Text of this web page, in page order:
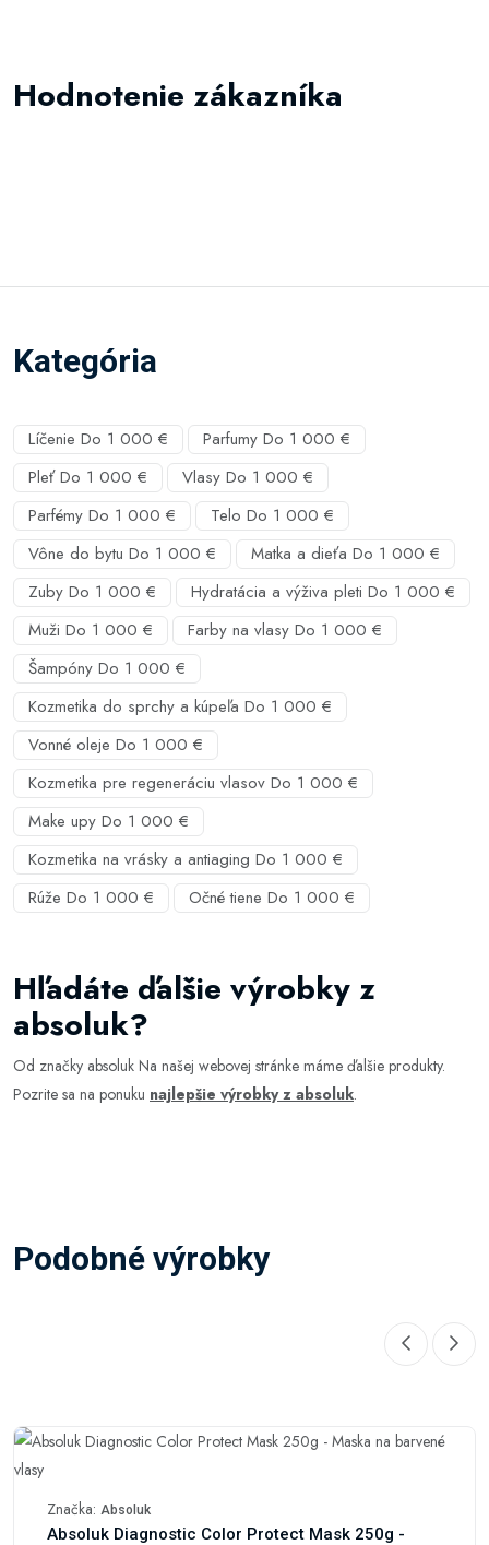
Hodnotenie zákazníka
Kategória
Líčenie Do 1 000 €
Parfumy Do 1 000 €
Pleť Do 1 000 €
Vlasy Do 1 000 €
Parfémy Do 1 000 €
Telo Do 1 000 €
Vône do bytu Do 1 000 €
Matka a dieťa Do 1 000 €
Zuby Do 1 000 €
Hydratácia a výživa pleti Do 1 000 €
Muži Do 1 000 €
Farby na vlasy Do 1 000 €
Šampóny Do 1 000 €
Kozmetika do sprchy a kúpeľa Do 1 000 €
Vonné oleje Do 1 000 €
Kozmetika pre regeneráciu vlasov Do 1 000 €
Make upy Do 1 000 €
Kozmetika na vrásky a antiaging Do 1 000 €
Rúže Do 1 000 €
Očné tiene Do 1 000 €
Hľadáte ďalšie výrobky z
absoluk?
Od značky absoluk Na našej webovej stránke máme ďalšie produkty.
Pozrite sa na ponuku najlepšie výrobky z absoluk.
Podobné výrobky
Značka: Absoluk
Absoluk Diagnostic Color Protect Mask 250g -